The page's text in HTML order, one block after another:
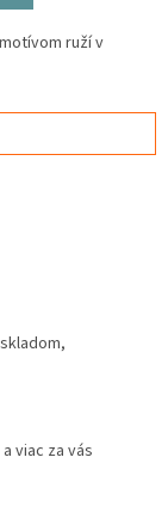
ruží v
viac za vás